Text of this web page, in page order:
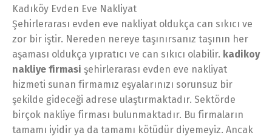
Kadıköy Evden Eve Nakliyat
Şehirlerarası evden eve nakliyat oldukça can sıkıcı ve
zor bir iştir. Nereden nereye taşınırsanız taşının her
aşaması oldukça yıpratıcı ve can sıkıcı olabilir. kadikoy
nakliye firmasi şehirlerarası evden eve nakliyat
hizmeti sunan firmamız eşyalarınızı sorunsuz bir
şekilde gideceği adrese ulaştırmaktadır. Sektörde
birçok nakliye firması bulunmaktadır. Bu firmaların
tamamı iyidir ya da tamamı kötüdür diyemeyiz. Ancak